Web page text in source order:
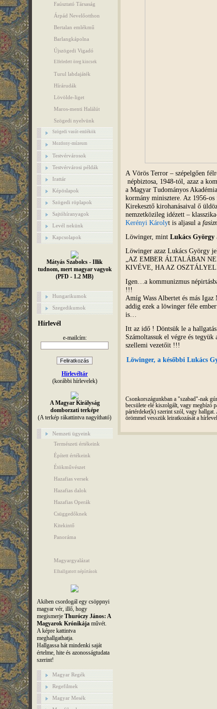
Faúsztató Társaság
Árpád Nevelőotthon
Bertalan emlékmű
Barlangkápolna
Újszögedi Vigadó
Elfeledett öreg kincsek
Turul labdajáték
Hírárudák
Lövölde-liget
Maros-menti Halálút
Szögedi nyelvünk
Szögedi vasút-emlékök
Mozdony-múzeum
Testvérvárosok
Testvérvárosi példák
Irattár
Képöslapok
Szögedi röplapok
Sajtóhíranyagok
Levél nekünk
Kapcsolapok
Mátyás Szabolcs - Illik
tudnom, mert magyar vagyok
(PFD - 1.2 MB)
Hungarikumok
Szegedikumok
Hírlevél
e-mailcím:
Hírlevéltár
(korábbi hírlevelek)
A Magyar Királyság
domborzati terképe
(A terkép rákattintva nagyítható)
Nemzeti ügyeink
Természeti értékeink
Épített értékeink
Étökművészet
Hazafias versek
Hazafias dalok
Hazafias Operák
Csüggedőknek
Kitekintő
Panoráma
Magyargyalázat
Elhallgatott népírtások
Akiben csordogál egy csöppnyi
magyar vér, illő, hogy
megismerje Thuróczy János: A
Magyarok Krónikájaművét.
A képre kattintva
meghallgathatja.
Hallgassa hát mindenki saját
értelme, hite és azonosságtudata
szerint!
Magyar Regék
Regefilmek
Magyar Mesék
A Vörös Terror – szépelgően
népbiztosa, 1948-tól, azaz a
a Magyar Tudományos
kormány minisztere. Az 1956-
Kirekesztő kirohanásaival ő
nemzetközileg idézett –
Kerényi Károlyt is aljasul a
Löwinger, mint Lukács György
Löwinger azaz Lukács György
„AZ EMBER ÁLTALÁBAN
KIVÉVE, HA AZ
Igen…a kommunizmus
!!!
Amíg Wass Albertet és más
addig ezek a löwinger féle
is…
Itt az idő ! Döntsük le a
Számoltassuk el végre és
szellemi vezetőit !!!
Löwinger, a későbbi Lukács
Csonkországunkban a "szabad"-nak
becsülete elé kiszolgált, vagy megbízó
pártérdeke(k) szerint szól, vagy
örömmel vesszük leiratkozását a